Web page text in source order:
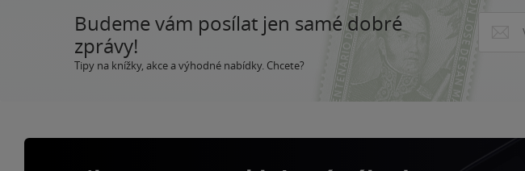
Budeme vám posílat jen samé dobré
zprávy!
Tipy na knížky, akce a výhodné nabídky. Chcete?